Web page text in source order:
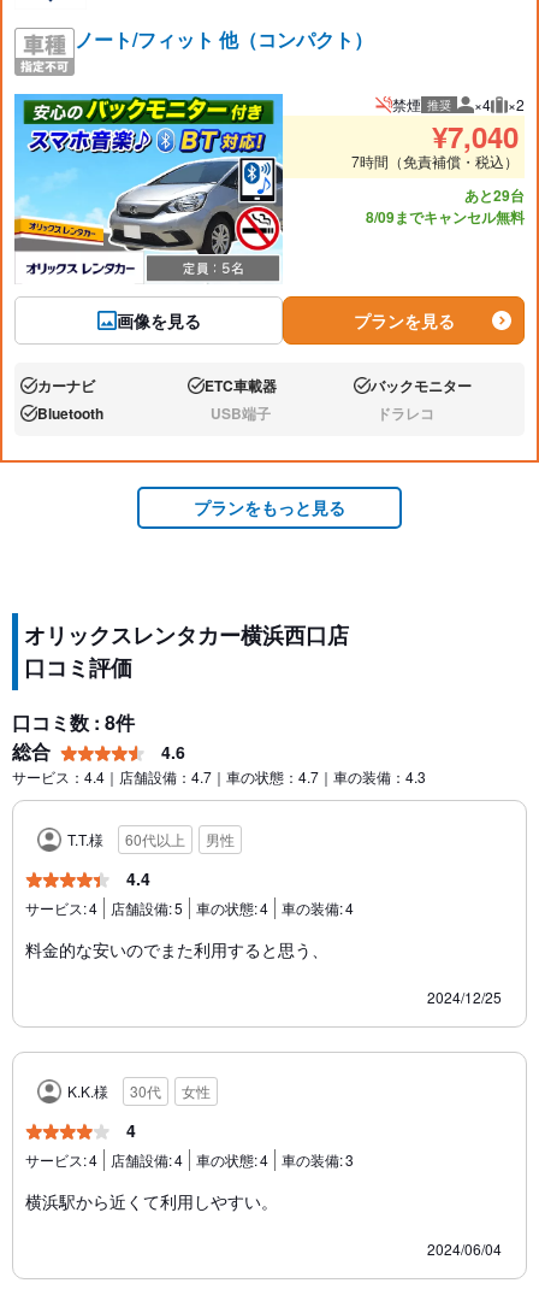
ノート/フィット 他（コンパクト）
画像を見る
禁煙 推奨 推奨人数
×4 推奨
×2
¥7,040
7時間（免責補償・税込）
あと29台
8/09までキャンセル無料
プランを見る
あり:カーナビ あり:ETC車載器 あり:バックモニター
あり:Bluetooth なし:USB端子 なし:ドラレコ
プランをもっと見る
オリックスレンタカー横浜西口店
口コミ評価
口コミ数 : 8件
総合
4.6
サービス：4.4｜店舗設備：4.7｜車の状態：4.7｜車の装備：4.3
T.T.様 60代以上 男性
4.4
サービス:4 店舗設備:5 車の状態:4 車の装備:4
料金的な安いのでまた利用すると思う、
2024/12/25
K.K.様 30代 女性
4
サービス:4 店舗設備:4 車の状態:4 車の装備:3
横浜駅から近くて利用しやすい。
2024/06/04